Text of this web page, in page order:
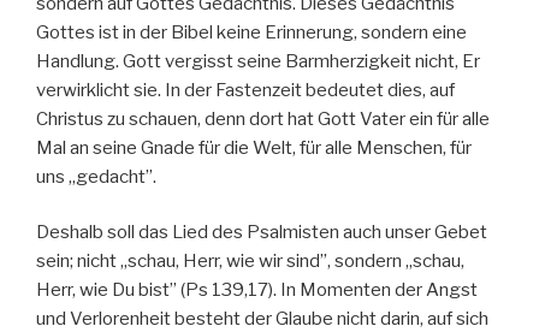
Gottes ist in der Bibel keine Erinnerung, sondern eine
Handlung. Gott vergisst seine Barmherzigkeit nicht, Er
verwirklicht sie. In der Fastenzeit bedeutet dies, auf
Christus zu schauen, denn dort hat Gott Vater ein für alle
Mal an seine Gnade für die Welt, für alle Menschen, für
uns „gedacht”.
Deshalb soll das Lied des Psalmisten auch unser Gebet
sein; nicht „schau, Herr, wie wir sind”, sondern „schau,
Herr, wie Du bist” (Ps 139,17). In Momenten der Angst
und Verlorenheit besteht der Glaube nicht darin, auf sich